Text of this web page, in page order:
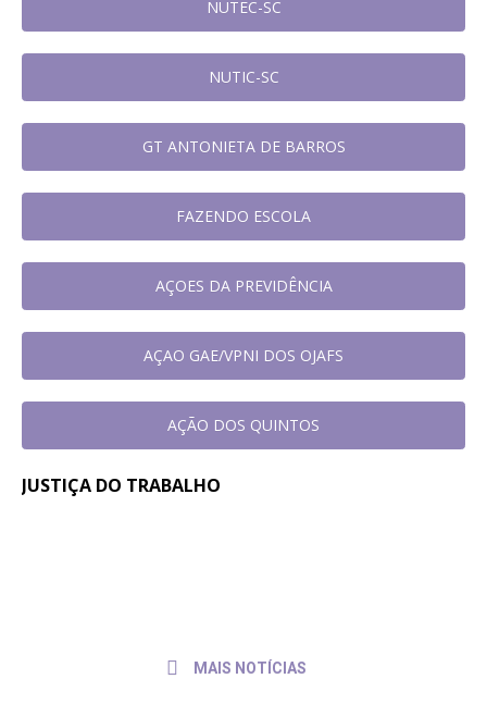
NUTEC-SC
NUTIC-SC
GT ANTONIETA DE BARROS
FAZENDO ESCOLA
AÇOES DA PREVIDÊNCIA
AÇAO GAE/VPNI DOS OJAFS
AÇÃO DOS QUINTOS
JUSTIÇA DO TRABALHO
MAIS NOTÍCIAS